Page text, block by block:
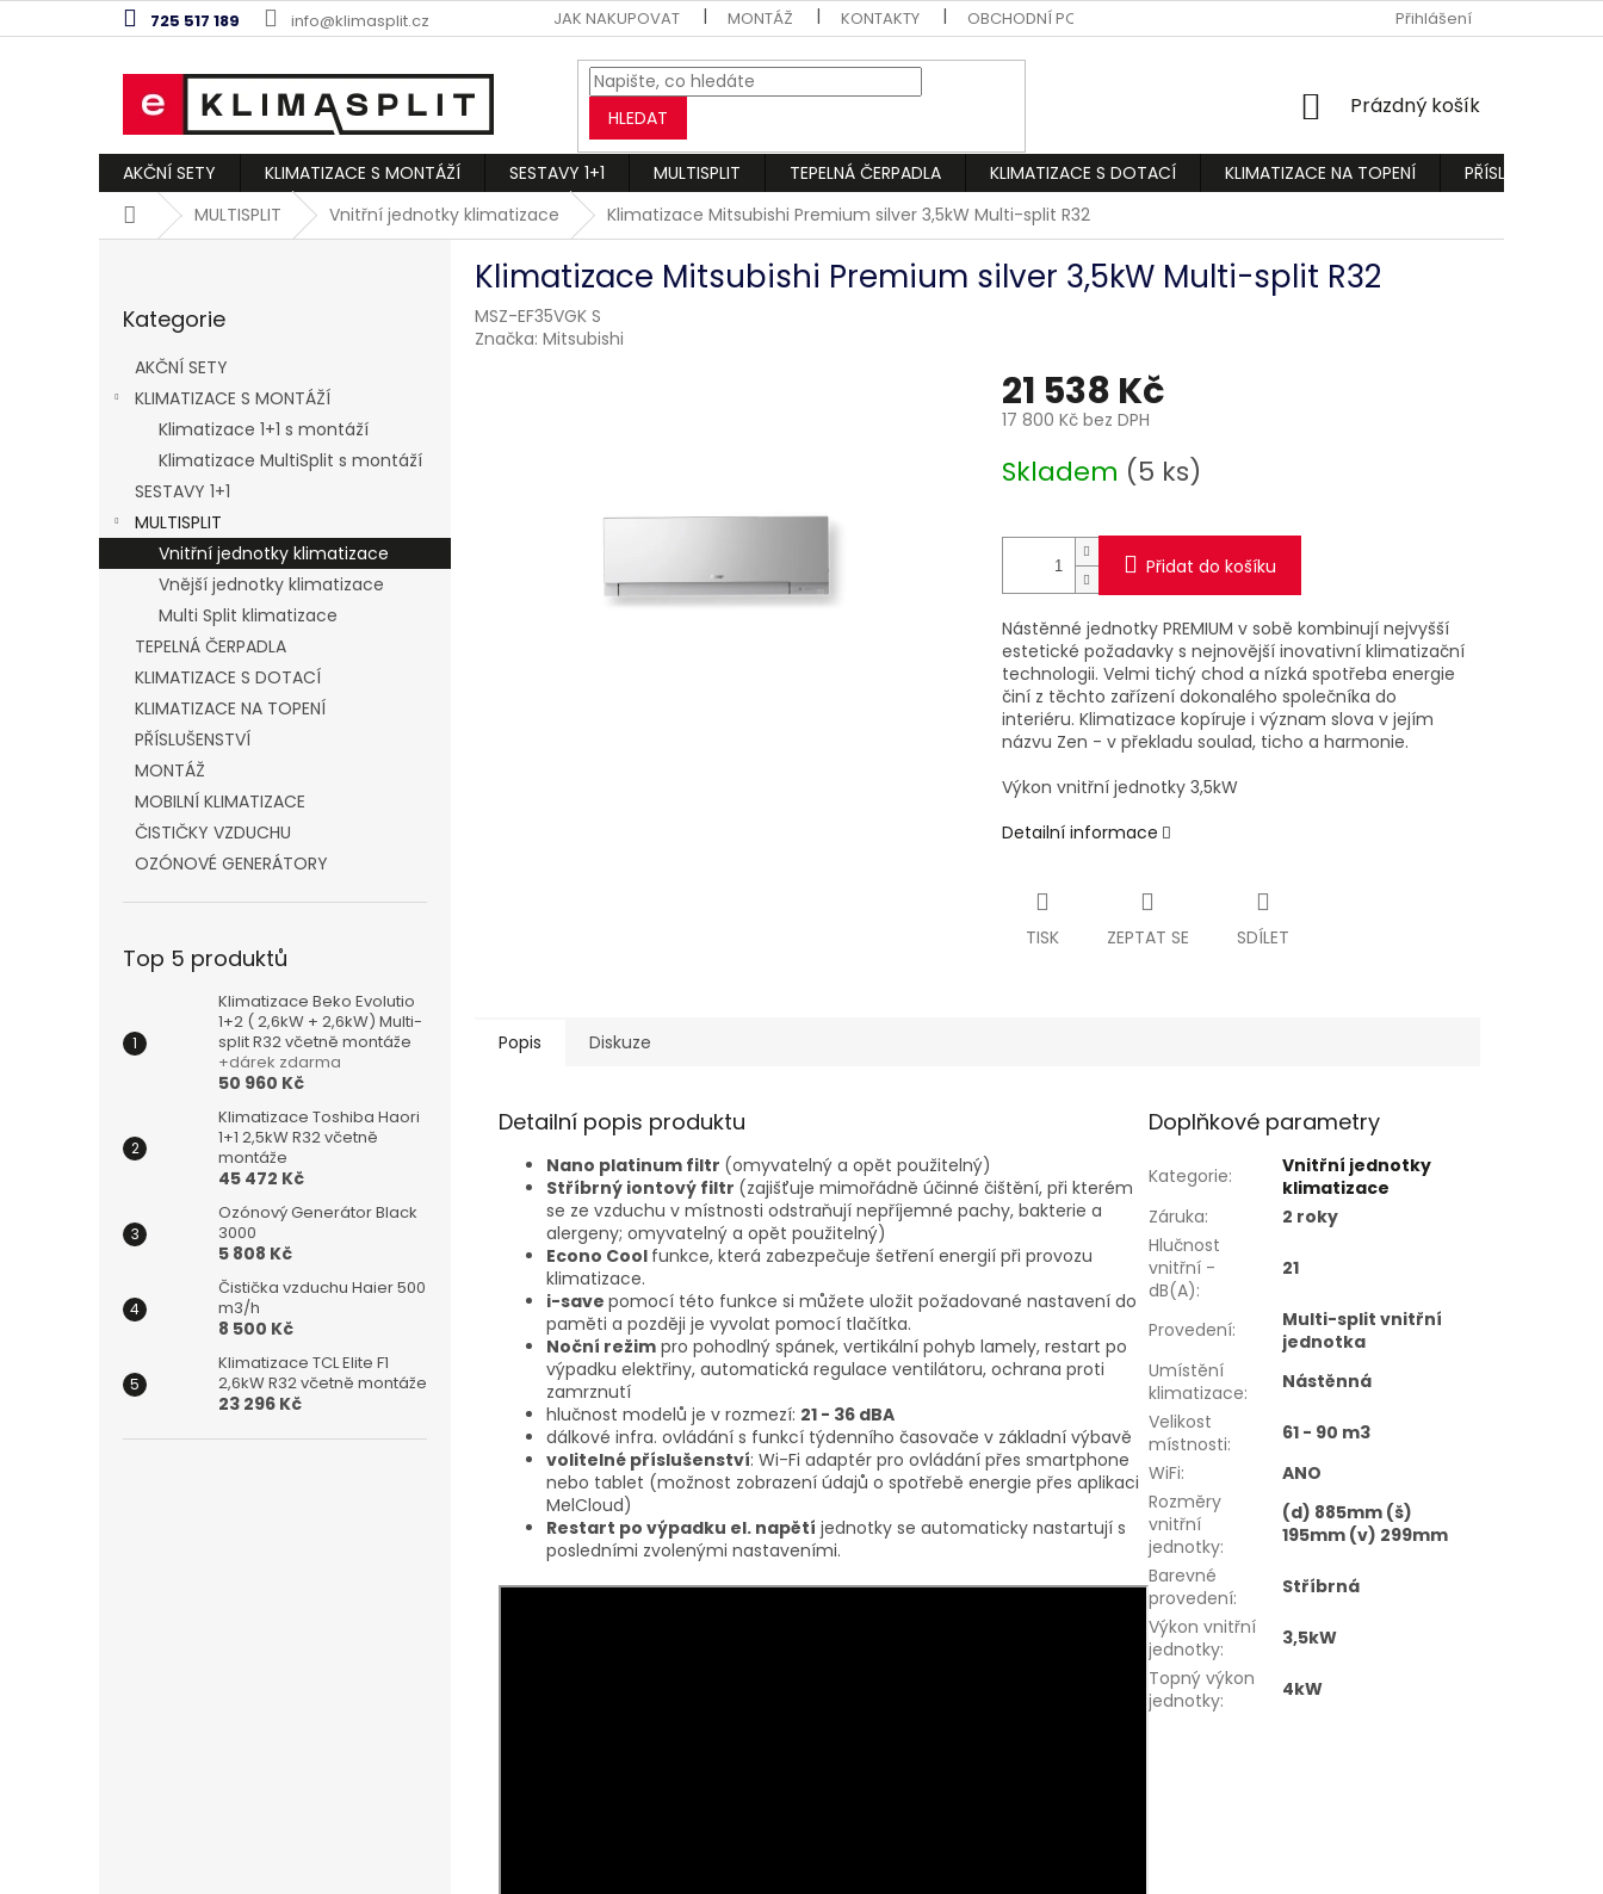
na
725 517 189 info@klimasplit.cz JAK NAKUPOVAT MONTÁŽ KONTAKTY OBCHODNÍ PODMÍNKY PODMÍNKY OCHRANY OSOBNÍCH ÚDAJŮ
Přihlášení
HLEDAT
NÁKUPNÍ
Prázdný košík
AKČNÍ SETY KLIMATIZACE S MONTÁŽÍ SESTAVY 1+1 MULTISPLIT TEPELNÁ ČERPADLA KLIMATIZACE S DOTACÍ KLIMATIZACE NA TOPENÍ
PŘÍSLUŠENSTVÍ
DomůMULTISPLIT Vnitřní jednotky klimatizace Klimatizace Mitsubishi Premium silver 3,5kW Multi-split R32
n
e
kategorie
Kategorie
AKČNÍ SETY
KLIMATIZACE S MONTÁŽÍ
Klimatizace 1+1 s montáží
Klimatizace MultiSplit s montáží
SESTAVY 1+1
MULTISPLIT
Vnitřní jednotky klimatizace
Vnější jednotky klimatizace
Multi Split klimatizace
TEPELNÁ ČERPADLA
KLIMATIZACE S DOTACÍ
KLIMATIZACE NA TOPENÍ
PŘÍSLUŠENSTVÍ
MONTÁŽ
MOBILNÍ KLIMATIZACE
ČISTIČKY VZDUCHU
OZÓNOVÉ GENERÁTORY
Top 5 produktů
Klimatizace Beko Evolutio
1+2 ( 2,6kW + 2,6kW) Multi-
split R32 včetně montáže
+dárek zdarma
50 960 Kč
Klimatizace Toshiba Haori
1+1 2,5kW R32 včetně
montáže
45 472 Kč
Ozónový Generátor Black
3000
5 808 Kč
Čistička vzduchu Haier 500
m3/h
8 500 Kč
Klimatizace TCL Elite F1
2,6kW R32 včetně montáže
23 296 Kč
Klimatizace Mitsubishi Premium silver 3,5kW Multi-split R32
MSZ-EF35VGK S
Značka: Mitsubishi
21 538 Kč
17 800 Kč bez DPH
cena:
Skladem (5 ks)
Přidat do košíku
Nástěnné jednotky PREMIUM v sobě kombinují nejvyšší
estetické požadavky s nejnovější inovativní klimatizační
technologii. Velmi tichý chod a nízká spotřeba energie
činí z těchto zařízení dokonalého společníka do
interiéru. Klimatizace kopíruje i význam slova v jejím
názvu Zen - v překladu soulad, ticho a harmonie.
Výkon vnitřní jednotky 3,5kW
Detailní informace
TISK ZEPTAT SE SDÍLET
Popis Diskuze
Detailní popis produktu
Nano platinum filtr (omyvatelný a opět použitelný)
Stříbrný iontový filtr (zajišťuje mimořádně účinné čištění, při kterém
se ze vzduchu v místnosti odstraňují nepříjemné pachy, bakterie a
alergeny; omyvatelný a opět použitelný)
Econo Cool funkce, která zabezpečuje šetření energií při provozu
klimatizace.
i-save pomocí této funkce si můžete uložit požadované nastavení do
paměti a později je vyvolat pomocí tlačítka.
Noční režim pro pohodlný spánek, vertikální pohyb lamely, restart po
výpadku elektřiny, automatická regulace ventilátoru, ochrana proti
zamrznutí
hlučnost modelů je v rozmezí: 21 - 36 dBA
dálkové infra. ovládání s funkcí týdenního časovače v základní výbavě
volitelné příslušenství: Wi-Fi adaptér pro ovládání přes smartphone
nebo tablet (možnost zobrazení údajů o spotřebě energie přes aplikaci
MelCloud)
Restart po výpadku el. napětí jednotky se automaticky nastartují s
posledními zvolenými nastaveními.
Doplňkové parametry
Kategorie:
Vnitřní jednotky
klimatizace
Záruka:
2 roky
Hlučnost
vnitřní -
dB(A):
21
Provedení:
Multi-split vnitřní
jednotka
Umístění
klimatizace:
Nástěnná
Velikost
místnosti:
61 - 90 m3
WiFi:
ANO
Rozměry
vnitřní
jednotky:
(d) 885mm (š)
195mm (v) 299mm
Barevné
provedení:
Stříbrná
Výkon vnitřní
jednotky:
3,5kW
Topný výkon
jednotky: 4kW